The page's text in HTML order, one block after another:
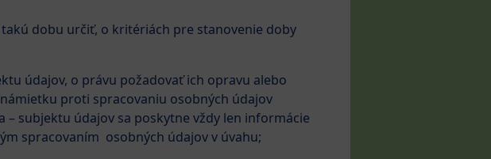
dobu určiť, o kritériách pre stanovenie doby
údajov, o právu požadovať ich opravu alebo
proti spracovaniu osobných údajov
subjektu údajov sa poskytne vždy len informácie
spracovaním osobných údajov v úvahu;